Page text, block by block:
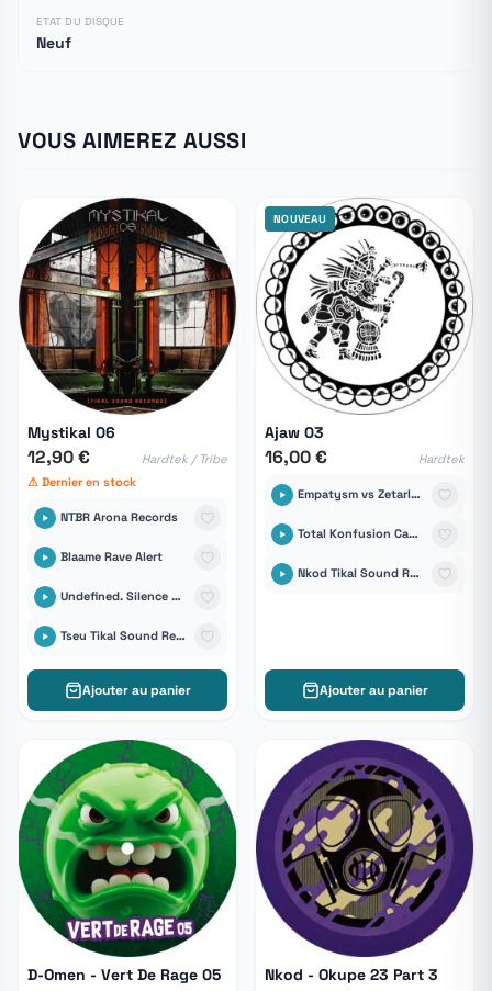
ETAT DU DISQUE
Neuf
VOUS AIMEREZ AUSSI
Mystikal 06
12,90 €
Hardtek / Tribe
⚠ Dernier en stock
NTBR Arona Records
Blaame Rave Alert
Undefined. Silence Records
Tseu Tikal Sound Records
Ajouter au panier
NOUVEAU
Ajaw 03
16,00 € Hardtek
Empatysm vs Zetarley23 Capsule Corp
Total Konfusion Capsule Corp
Nkod Tikal Sound Records
Ajouter au panier
D-Omen - Vert De Rage 05 Nkod - Okupe 23 Part 3